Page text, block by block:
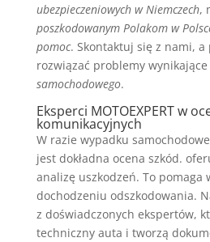
ubezpieczeniowych w Niemczech,
poszkodowanym Polakom w
pomoc. Skontaktuj się z nami, a
rozwiązać problemy wynikające
samochodowego.
Eksperci MOTOEXPERT w
komunikacyjnych
W razie wypadku
jest dokładna ocena szkód.
analizę uszkodzeń. To pomaga
dochodzeniu odszkodowania.
z doświadczonych ekspertów,
techniczny auta i tworzą